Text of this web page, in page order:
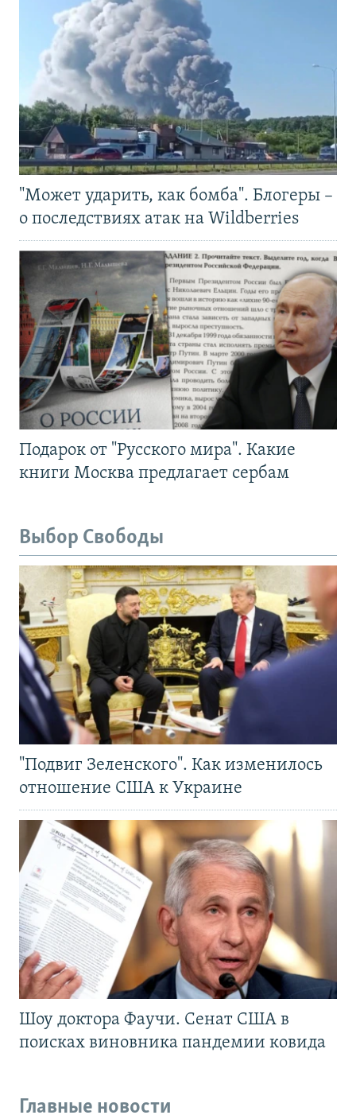
"Может ударить, как бомба". Блогеры –
о последствиях атак на Wildberries
Подарок от "Русского мира". Какие
книги Москва предлагает сербам
Выбор Свободы
"Подвиг Зеленского". Как изменилось
отношение США к Украине
Шоу доктора Фаучи. Сенат США в
поисках виновника пандемии ковида
Главные новости